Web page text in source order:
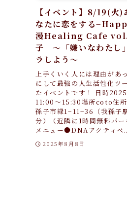
【イベント】8/19(火)
なたに恋をする
漫Healing Cafe
子 〜「嫌いなわたし
ラしよう〜
上手くいく人には理由があ
にして最強の人生活性化ツ
たイベントです！ 日時
11:00〜15:30場所coto住
孫子市緑1−11−36（我孫子
分）（近隣に1時間無料パー
メニュー●DNAアクティベ
2025年8月8日